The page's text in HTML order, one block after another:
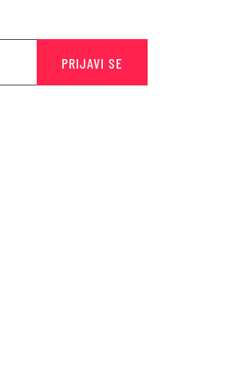
PRIJAVI SE